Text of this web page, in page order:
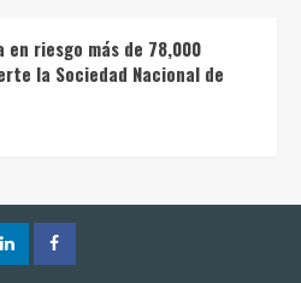
en riesgo más de 78,000
la Sociedad Nacional de